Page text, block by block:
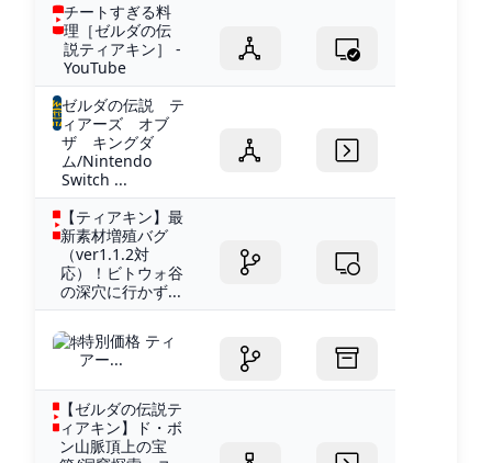
チートすぎる料
理［ゼルダの伝
説ティアキン］ -
YouTube
ゼルダの伝説 テ
ィアーズ オブ
ザ キングダ
ム/Nintendo
Switch ...
【ティアキン】最
新素材増殖バグ
（ver1.1.2対
応）！ビトウォ谷
の深穴に行かず...
特別価格 ティ
アー...
【ゼルダの伝説テ
ィアキン】ド・ボ
ン山脈頂上の宝